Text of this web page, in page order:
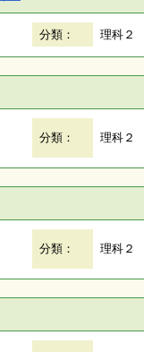
分類： 理科２
分類： 理科２
分類： 理科２